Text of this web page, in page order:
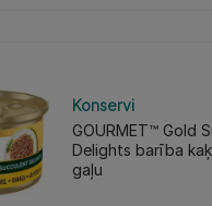
Konservi
GOURMET™ Gold
Delights barība
gaļu